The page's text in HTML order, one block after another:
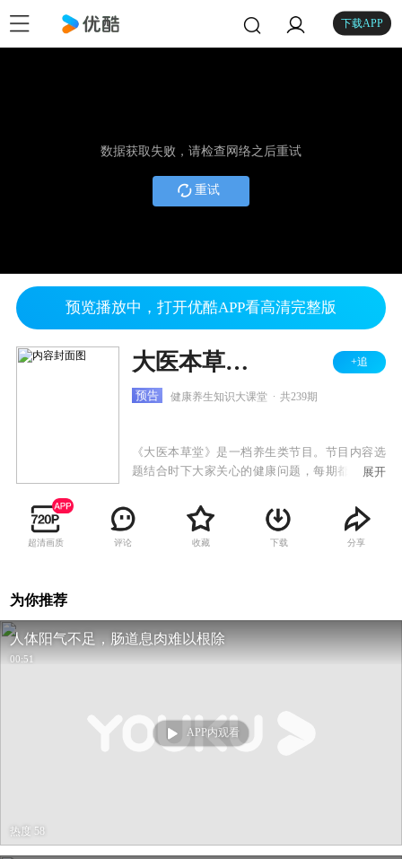
下载APP
数据获取失败，请检查网络之后重试
重试
预览播放中，打开优酷APP看高清完整版
大医本草堂 2025 +追
预告 健康养生知识大课堂 共239期
《大医本草堂》是一档养生类节目。节目内容选
题结合时下大家关心的健康问题，每期都会邀请
解、举例对比、观众互动等，将健康养生知识用
生动活泼的形式传递给观众。
展开
超清画质 评论 收藏 下载 分享
为你推荐
人体阳气不足，肠道息肉难以根除
00:51
APP内观看
热度 58